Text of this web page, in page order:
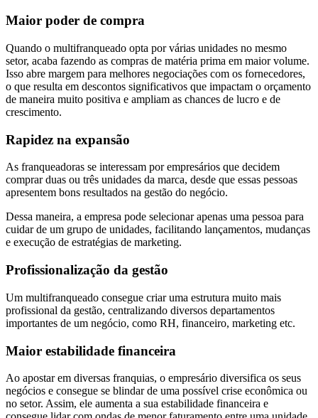
Maior poder de compra
Quando o multifranqueado opta por várias unidades no mesmo
setor, acaba fazendo as compras de matéria prima em maior volume.
Isso abre margem para melhores negociações com os fornecedores,
o que resulta em descontos significativos que impactam o orçamento
de maneira muito positiva e ampliam as chances de lucro e de
crescimento.
Rapidez na expansão
As franqueadoras se interessam por empresários que decidem
comprar duas ou três unidades da marca, desde que essas pessoas
apresentem bons resultados na gestão do negócio.
Dessa maneira, a empresa pode selecionar apenas uma pessoa para
cuidar de um grupo de unidades, facilitando lançamentos, mudanças
e execução de estratégias de marketing.
Profissionalização da gestão
Um multifranqueado consegue criar uma estrutura muito mais
profissional da gestão, centralizando diversos departamentos
importantes de um negócio, como RH, financeiro, marketing etc.
Maior estabilidade financeira
Ao apostar em diversas franquias, o empresário diversifica os seus
negócios e consegue se blindar de uma possível crise econômica ou
no setor. Assim, ele aumenta a sua estabilidade financeira e